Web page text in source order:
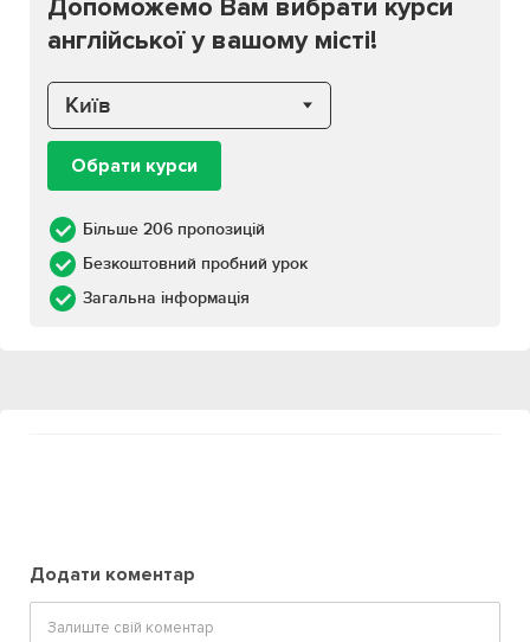
Допоможемо Вам вибрати курси
англійської у вашому місті!
Київ
Обрати курси
Більше 206 пропозицій
Безкоштовний пробний урок
Загальна інформація
Додати коментар